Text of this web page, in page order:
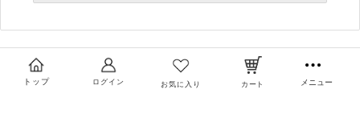
トップ ログイン お気に入り カート メニュー